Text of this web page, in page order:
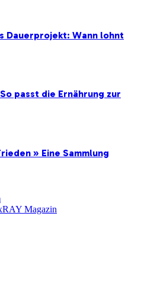
Dauerprojekt: Wann lohnt
passt die Ernährung zur
» Eine Sammlung